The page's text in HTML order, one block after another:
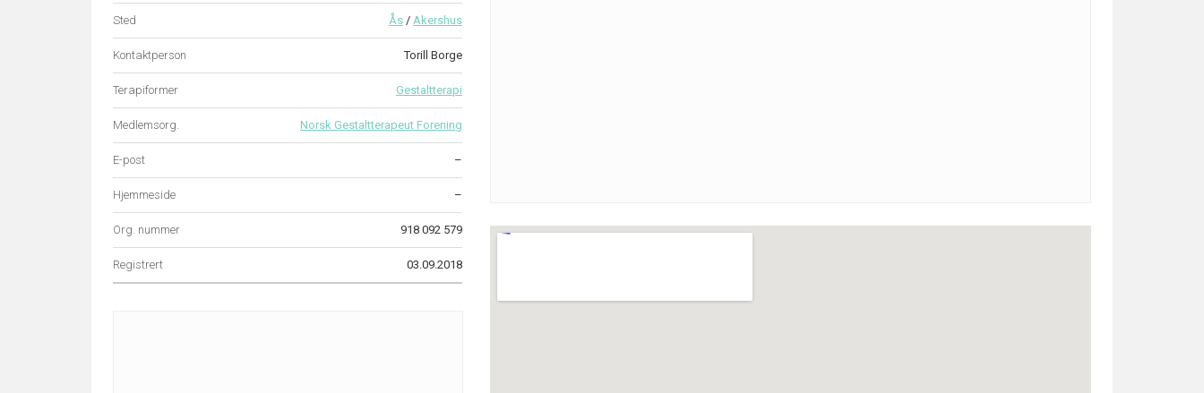
Sted Ås / Akershus
Kontaktperson Torill Borge
Terapiformer Gestaltterapi
Medlemsorg. Norsk Gestaltterapeut Forening
E-post –
Hjemmeside –
Org. nummer 918 092 579
Registrert 03.09.2018